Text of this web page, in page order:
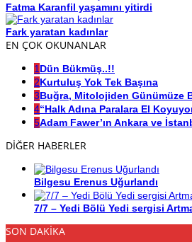
Fatma Karanfil yaşamını yitirdi
Fark yaratan kadınlar
EN ÇOK OKUNANLAR
1 Dün Bükmüş..!!
2Kurtuluş Yok Tek Başına
3Buğra, Mitolojiden Günümüze
4“Halk Adına Paralara El
5Adam Fawer’ın Ankara ve
DİĞER HABERLER
Bilgesu Erenus Uğurlandı
7/7 – Yedi Bölü Yedi sergisi
SON DAKİKA